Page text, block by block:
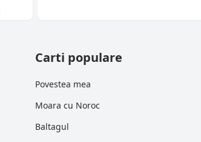
Carti populare
Povestea mea
Moara cu Noroc
Baltagul